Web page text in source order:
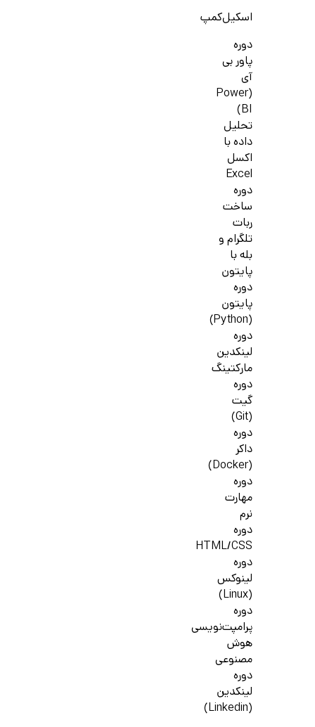
اسکیل‌کمپ
دوره
پاور بی
آی
(Power
BI)
تحلیل
داده با
اکسل
Excel
دوره
ساخت
ربات
تلگرام و
بله با
پایتون
دوره
پایتون
(Python)
دوره
لینکدین
مارکتینگ
دوره
گیت
(Git)
دوره
داکر
(Docker)
دوره
مهارت
نرم
دوره
HTML/CSS
دوره
لینوکس
(Linux)
دوره
پرامپت‌نویسی
هوش
مصنوعی
دوره
لینکدین
(Linkedin)